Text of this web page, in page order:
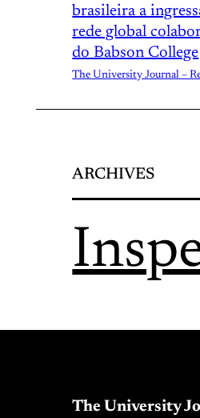
brasileira a
rede global
do Babson College
The University Journal –
ARCHIVES
The University